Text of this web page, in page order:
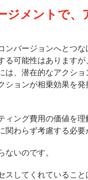
ジメントで
バージョンへとつ
可能性はあります
、潜在的なアクシ
ョンが相乗効果を
ング費用の価値を
わらず考慮する必
いのです。
してくれているこ